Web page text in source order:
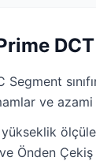
ve azami
Önden